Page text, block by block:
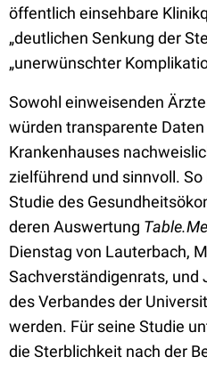
öffentlich einsehbare
„deutlichen Senkung der
„unerwünschter
Sowohl einweisenden
würden transparente
Krankenhauses
zielführend und sinnvoll.
Studie des
deren Auswertung
Dienstag von Lauterbach,
Sachverständigenrats, und
des Verbandes der
werden. Für seine Studie
die Sterblichkeit nach der